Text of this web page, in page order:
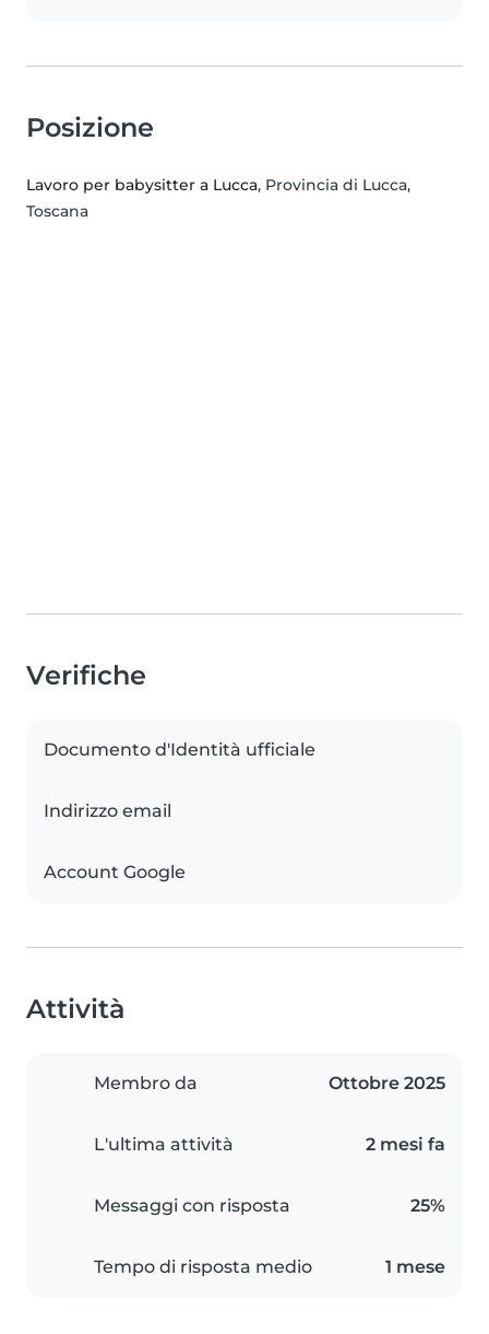
Posizione
Lavoro per babysitter a Lucca, Provincia di Lucca,
Toscana
Verifiche
Documento d'Identità ufficiale
Indirizzo email
Account Google
Attività
Membro da Ottobre 2025
L'ultima attività 2 mesi fa
Messaggi con risposta 25%
Tempo di risposta medio 1 mese